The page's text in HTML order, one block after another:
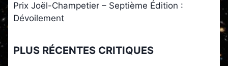
Prix Joël-Champetier – Septième Édition :
Dévoilement
PLUS RÉCENTES CRITIQUES